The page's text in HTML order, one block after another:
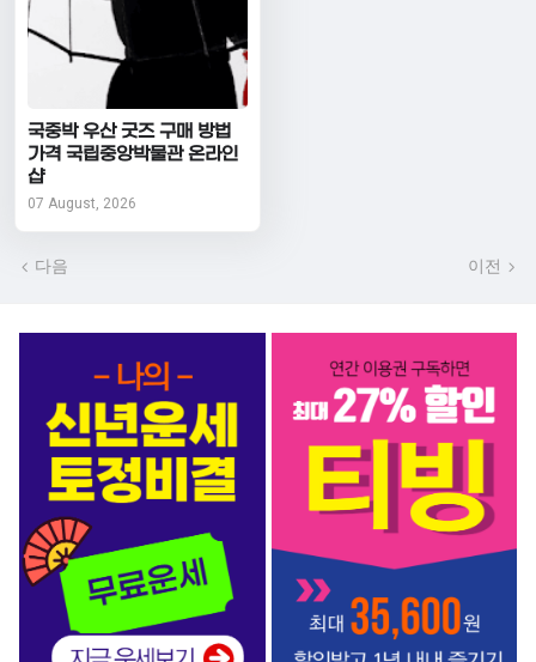
국중박 우산 굿즈 구매 방법
가격 국립중앙박물관 온라인
샵
07 August, 2026
다음 이전